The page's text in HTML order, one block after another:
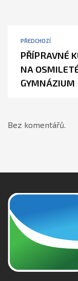
PŘEDCHOZÍ
PŘÍPRAVNÉ
NA
GYMNÁZIUM
Bez komentářů.